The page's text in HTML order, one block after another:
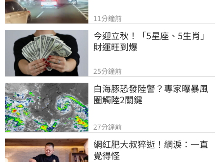
11分鐘前
今迎立秋！「5星座、5生肖」
財運旺到爆
25分鐘前
白海豚恐發陸警？專家曝暴風
圈觸陸2關鍵
27分鐘前
網紅肥大叔猝逝！網淚：一直
覺得怪